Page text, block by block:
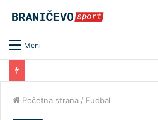
Meni
Početna strana / Fudbal